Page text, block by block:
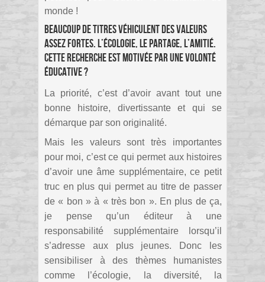
monde !
Beaucoup de titres véhiculent des valeurs
assez fortes. L’écologie, le partage, l’amitié.
Cette recherche est motivée par une volonté
éducative ?
La priorité, c’est d’avoir avant tout une
bonne histoire, divertissante et qui se
démarque par son originalité.
Mais les valeurs sont très importantes
pour moi, c’est ce qui permet aux histoires
d’avoir une âme supplémentaire, ce petit
truc en plus qui permet au titre de passer
de « bon » à « très bon ». En plus de ça,
je pense qu’un éditeur à une
responsabilité supplémentaire lorsqu’il
s’adresse aux plus jeunes. Donc les
sensibiliser à des thèmes humanistes
comme l’écologie, la diversité, la